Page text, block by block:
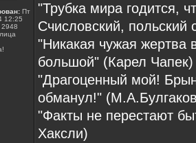
Пт
12:25
2948
"Трубка мира годится,
Счисловский, польский
"Никакая чужая жертва
большой" (Карел Чапек)
"Драгоценный мой!
обманул!"
"Факты не перестают
Хаксли)